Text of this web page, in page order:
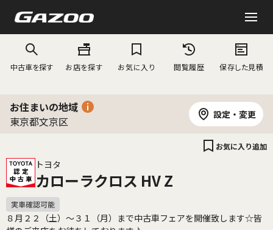
中古車を探す お店を探す お気に入り 閲覧履歴 保存した見積
お住まいの地域
東京都文京区
設定・変更
トヨタ
カローラクロス HV Z
お気に入り追加
８月２２（土）～３１（月）まで中古車フェアを開催致します☆皆